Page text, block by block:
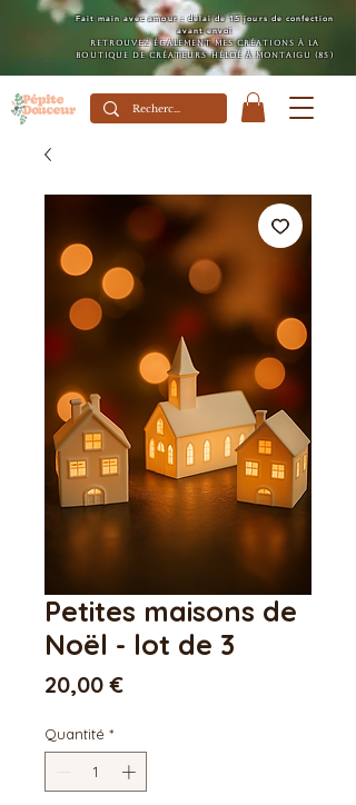
Fait main avec amour : délai de 15 jours de confection
avant envoi
Retrouvez également mes créations à la
boutique de créateurs Héloé à Montaigu (85)
Petites maisons de
Noël - lot de 3
20,00 €Prix
Quantité *